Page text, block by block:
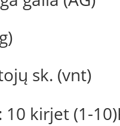
sk. (vnt)
10 kirjet (1-